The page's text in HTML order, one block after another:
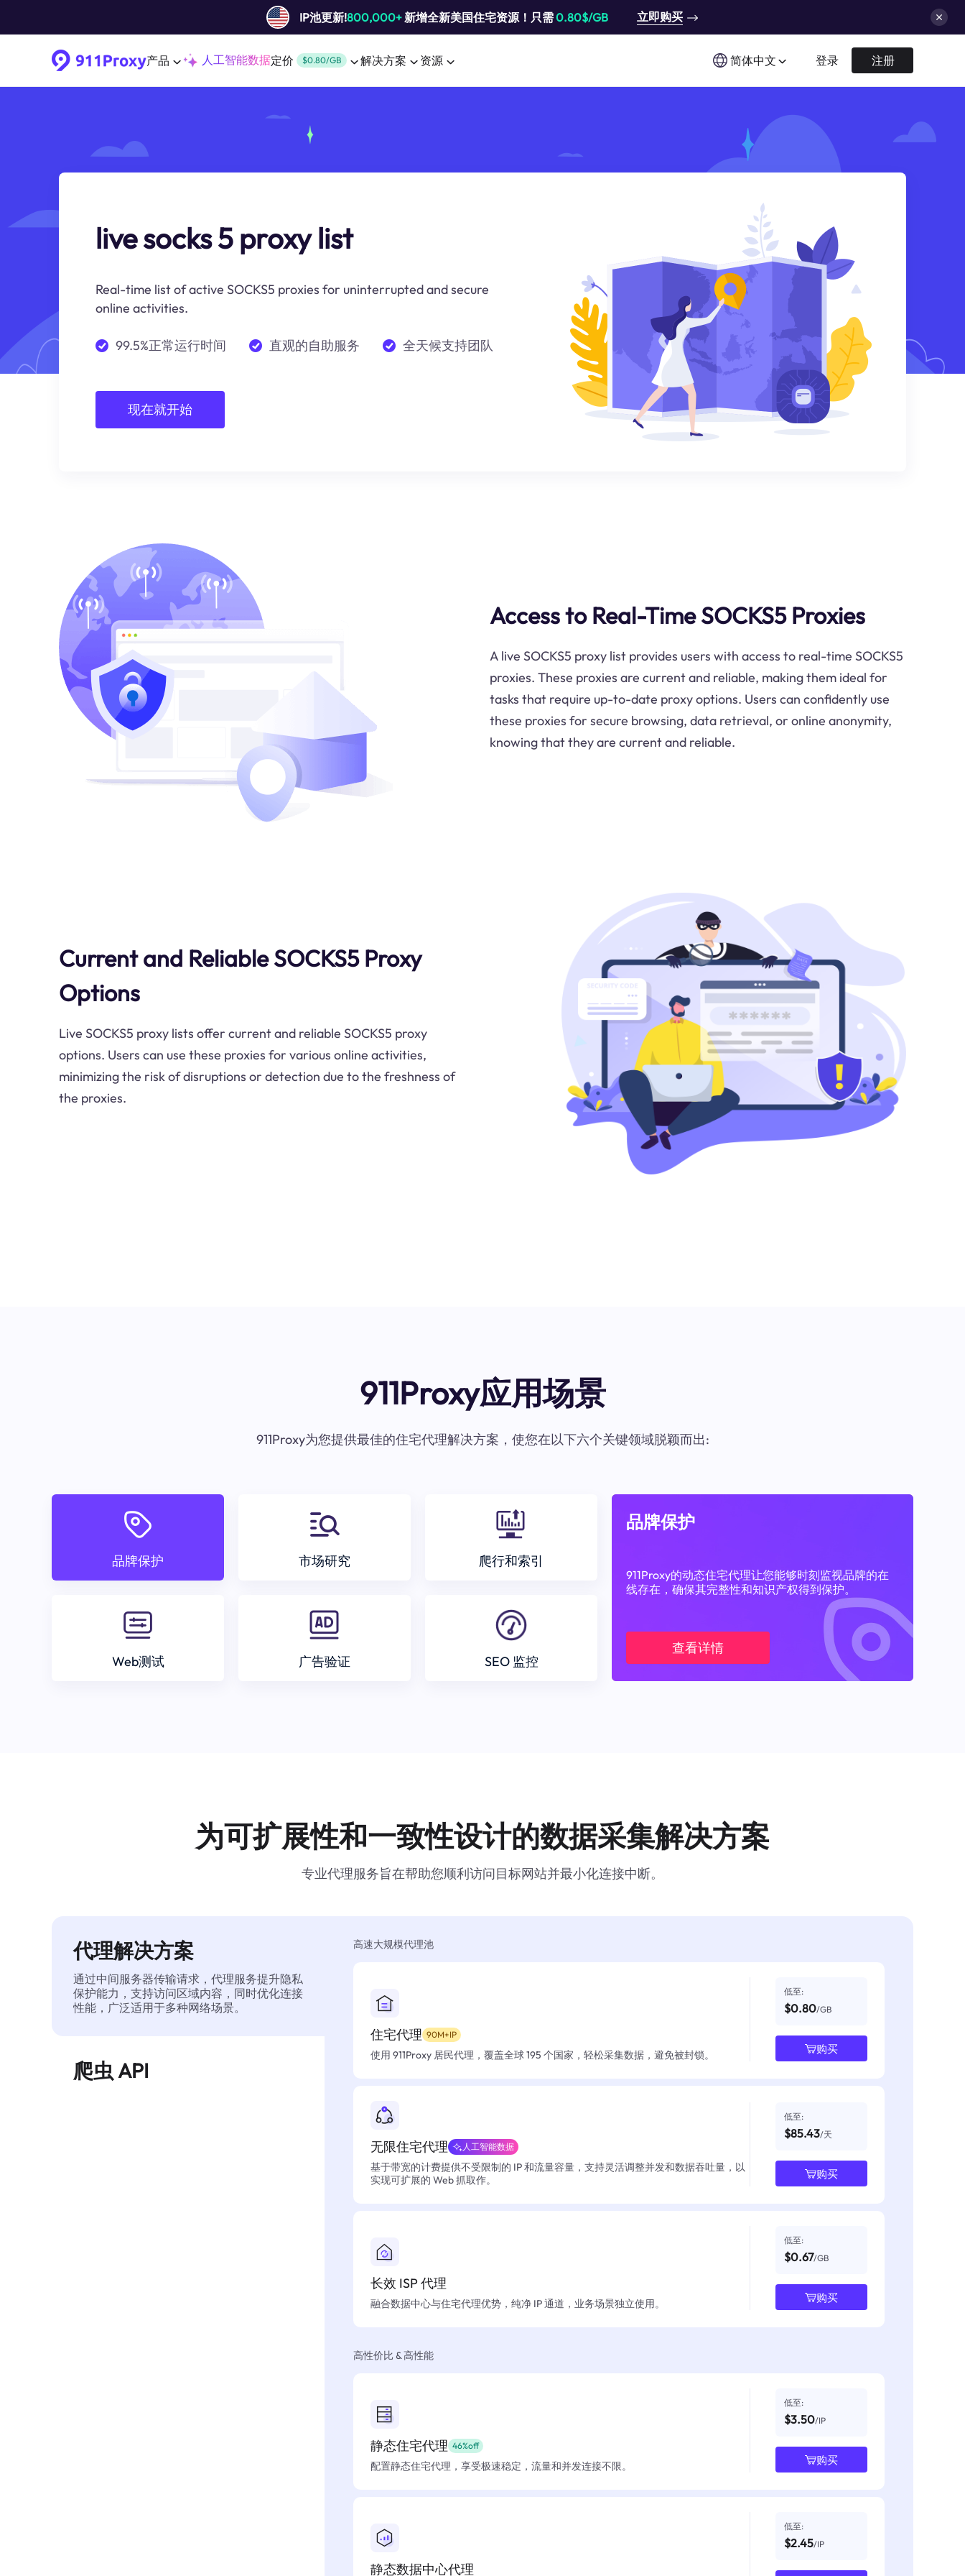
IP池更新!800,000+新增全新美国住宅资源！只需0.80$/GB 立即购买
产品 人工智能数据定价 $0.80/GB 解决方案 资源 简体中文 登录 注册
live socks 5 proxy list
Real-time list of active SOCKS5 proxies for uninterrupted and secure
online activities.
99.5%正常运行时间 直观的自助服务 全天候支持团队
现在就开始
Access to Real-Time SOCKS5 Proxies
A live SOCKS5 proxy list provides users with access to real-time SOCKS5
proxies. These proxies are current and reliable, making them ideal for
tasks that require up-to-date proxy options. Users can confidently use
these proxies for secure browsing, data retrieval, or online anonymity,
knowing that they are current and reliable.
Current and Reliable SOCKS5 Proxy
Options
Live SOCKS5 proxy lists offer current and reliable SOCKS5 proxy
options. Users can use these proxies for various online activities,
minimizing the risk of disruptions or detection due to the freshness of
the proxies.
911Proxy应用场景
911Proxy为您提供最佳的住宅代理解决方案，使您在以下六个关键领域脱颖而出:
品牌保护 市场研究 爬行和索引
Web测试 广告验证 SEO 监控
品牌保护
911Proxy的动态住宅代理让您能够时刻监视品牌的在
线存在，确保其完整性和知识产权得到保护。
查看详情
为可扩展性和一致性设计的数据采集解决方案
专业代理服务旨在帮助您顺利访问目标网站并最小化连接中断。
代理解决方案
通过中间服务器传输请求，代理服务提升隐私
保护能力，支持访问区域内容，同时优化连接
性能，广泛适用于多种网络场景。
爬虫 API
高速大规模代理池
住宅代理 90M+IP
使用 911Proxy 居民代理，覆盖全球 195 个国家，轻松采集数据，避免被封锁。
低至:
$0.80/GB
购买
无限住宅代理 人工智能数据
基于带宽的计费提供不受限制的 IP 和流量容量，支持灵活调整并发和数据吞吐量，以
实现可扩展的 Web 抓取作。
低至:
$85.43/天
购买
长效 ISP 代理
融合数据中心与住宅代理优势，纯净 IP 通道，业务场景独立使用。
低至:
$0.67/GB
购买
高性价比 & 高性能
静态住宅代理 46%off
配置静态住宅代理，享受极速稳定，流量和并发连接不限。
低至:
$3.50/IP
购买
静态数据中心代理
低至:
$2.45/IP